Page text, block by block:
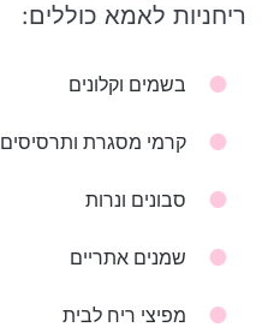
ריחניות לאמא כוללים:
בשמים וקלונים
קרמי מסגרת ותרסיסים
סבונים ונרות
שמנים אתריים
מפיצי ריח לבית